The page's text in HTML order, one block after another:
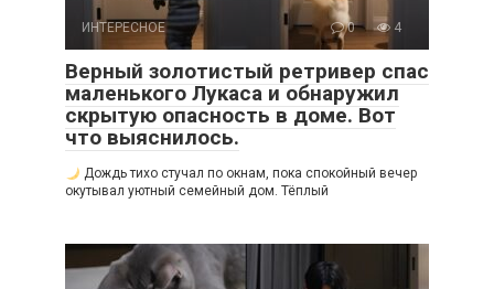
ИНТЕРЕСНОЕ 0 4
Верный золотистый ретривер спас
маленького Лукаса и обнаружил
скрытую опасность в доме. Вот
что выяснилось.
Дождь тихо стучал по окнам, пока спокойный вечер
окутывал уютный семейный дом. Тёплый